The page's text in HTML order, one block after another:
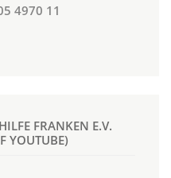
4970 11
FRANKEN E.V.
YOUTUBE)